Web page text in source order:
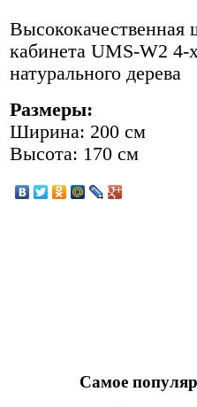
Высококачественная
кабинета UMS-W2 4-
натурального дерева
Размеры:
Ширина: 200 см
Высота: 170 см
Самое